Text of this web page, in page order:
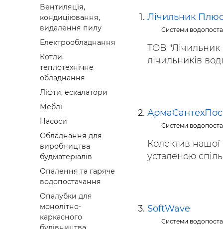
Вентиляція,
кондиціювання,
видалення пилу
Електрообладнання
Котли,
теплотехнічне
обладнання
Ліфти, ескалатори
Меблі
Насоси
Обладнання для
виробництва
будматеріалів
Опалення та гаряче
водопостачання
Опалубки для
монолітно-
каркасного
Лічильник
Системи
ТОВ "Лічильник
лічильників
Системи
Колектив нашої
усталеною
SoftWave
Системи